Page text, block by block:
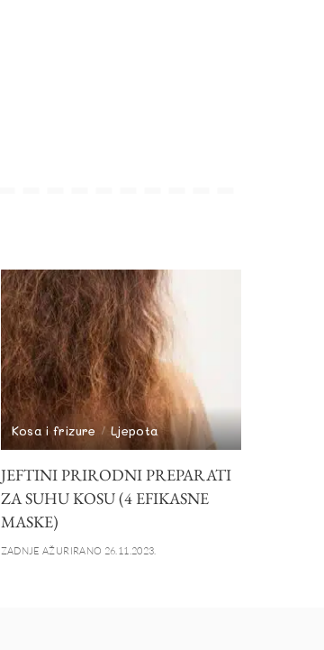
Kosa i frizure Ljepota
JEFTINI PRIRODNI PREPARATI
ZA SUHU KOSU (4 EFIKASNE
MASKE)
ZADNJE AŽURIRANO 26.11.2023.